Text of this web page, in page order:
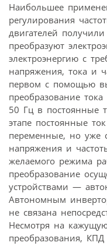
Наибольшее
регулирования
двигателей
преобразуют
электроэнергию с
напряжения, тока и
первом с помощью
преобразование
50 Гц в постоянные
этапе постоянные
переменные, но уже
напряжения и
желаемого режима
преобразование
устройствами —
Автономным
не связана
Несмотря на
преобразования,